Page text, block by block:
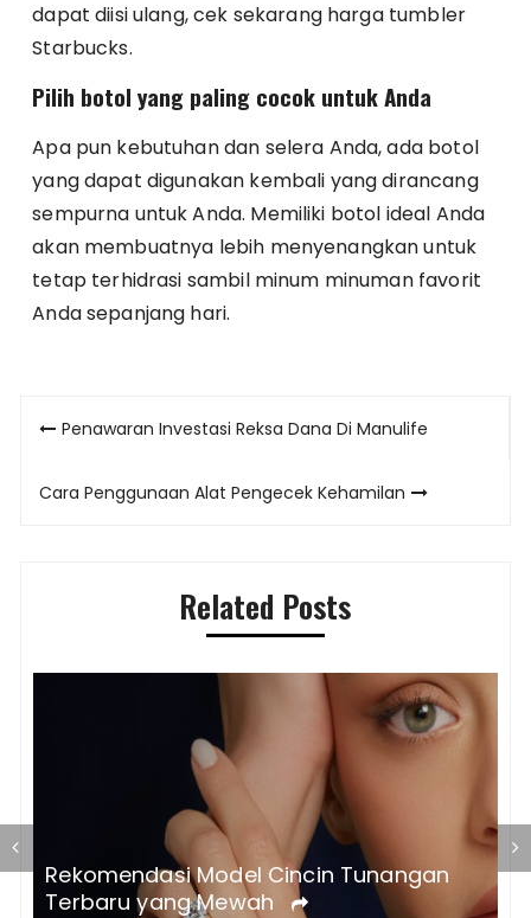
dapat diisi ulang, cek sekarang harga tumbler
Starbucks.
Pilih botol yang paling cocok untuk Anda
Apa pun kebutuhan dan selera Anda, ada botol
yang dapat digunakan kembali yang dirancang
sempurna untuk Anda. Memiliki botol ideal Anda
akan membuatnya lebih menyenangkan untuk
tetap terhidrasi sambil minum minuman favorit
Anda sepanjang hari.
PostPenawaran Investasi Reksa Dana Di Manulife
Cara Penggunaan Alat Pengecek Kehamilan
Related Posts
Rekomendasi Model Cincin Tunangan
Terbaru yang Mewah